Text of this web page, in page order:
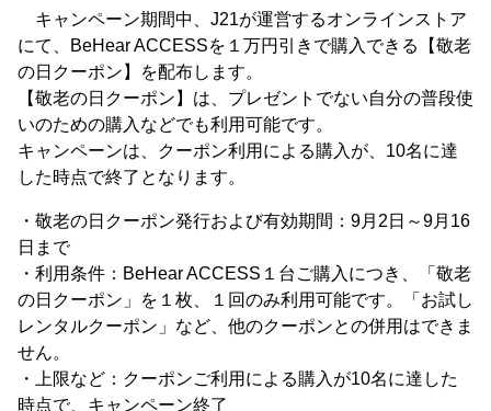
キャンペーン期間中、J21が運営するオンラインストア
にて、BeHear ACCESSを１万円引きで購入できる【敬老
の日クーポン】を配布します。
【敬老の日クーポン】は、プレゼントでない自分の普段使
いのための購入などでも利用可能です。
キャンペーンは、クーポン利用による購入が、10名に達
した時点で終了となります。
・敬老の日クーポン発行および有効期間：9月2日～9月16
日まで
・利用条件：BeHear ACCESS１台ご購入につき、「敬老
の日クーポン」を１枚、１回のみ利用可能です。「お試し
レンタルクーポン」など、他のクーポンとの併用はできま
せん。
・上限など：クーポンご利用による購入が10名に達した
時点で、キャンペーン終了